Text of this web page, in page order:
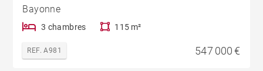
Bayonne
3 chambres 115 m²
REF. A981 547 000 €